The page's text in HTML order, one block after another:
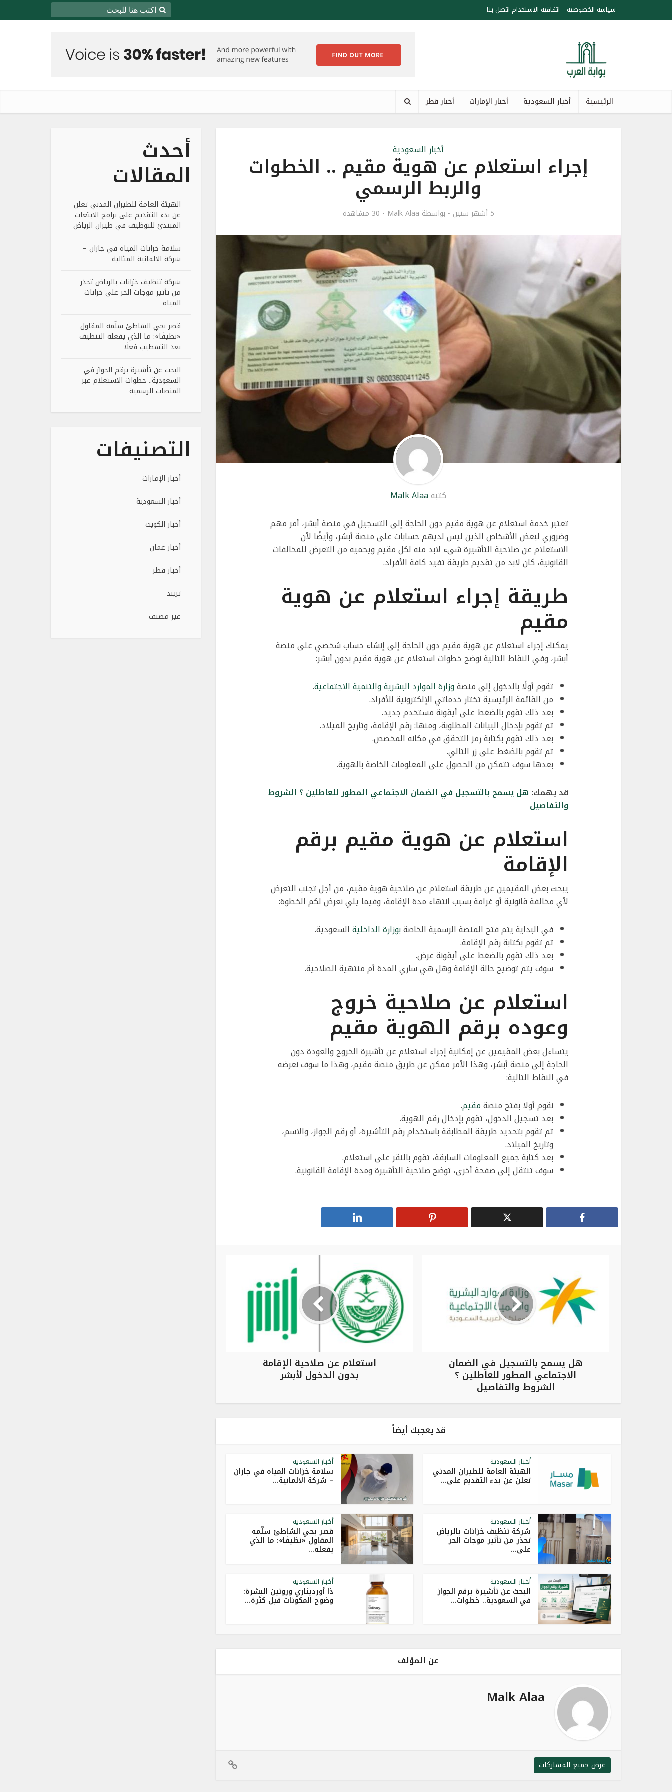
سياسة الخصوصية اتفاقية الاستخدام اتصل بنا
الرئيسية أخبار السعودية أخبار الإمارات أخبار قطر
أحدث
المقالات
الهيئة العامة للطيران المدني تعلن
عن بدء التقديم على برامج الابتعاث
المبتدئ للتوظيف في طيران الرياض
سلامة خزانات المياه في جازان –
شركة الالمانية المثالية
شركة تنظيف خزانات بالرياض تحذر
من تأثير موجات الحر على خزانات
المياه
قصر بحي الشاطئ سلّمه المقاول
«نظيفًا»: ما الذي يفعله التنظيف
بعد التشطيب فعلًا
البحث عن تأشيرة برقم الجواز في
السعودية.. خطوات الاستعلام عبر
المنصات الرسمية
التصنيفات
أخبار الإمارات
أخبار السعودية
أخبار الكويت
أخبار عمان
أخبار قطر
تريند
غير مصنف
أخبار السعودية
إجراء استعلام عن هوية مقيم .. الخطوات
والربط الرسمي
5 أشهر سنين بواسطة Malk Alaa 30 مشاهدة
كتبهMalk Alaa
تعتبر خدمة استعلام عن هوية مقيم دون الحاجة إلى التسجيل في منصة أبشر، أمر مهم
وضروري لبعض الأشخاص الذين ليس لديهم حسابات على منصة أبشر، وأيضًا لأن
الاستعلام عن صلاحية التأشيرة شىء لابد منه لكل مقيم ويحميه من التعرض للمخالفات
القانونية، كان لابد من تقديم طريقة تفيد كافة الأفراد.
طريقة إجراء استعلام عن هوية
مقيم
يمكنك إجراء استعلام عن هوية مقيم دون الحاجة إلى إنشاء حساب شخصي على منصة
أبشر، وفي النقاط التالية نوضح خطوات استعلام عن هوية مقيم بدون أبشر:
تقوم أولًا بالدخول إلى منصةوزارة الموارد البشرية والتنمية الاجتماعية.
من القائمة الرئيسية تختار خدماتي الإلكترونية للأفراد.
بعد ذلك تقوم بالضغط على أيقونة مستخدم جديد.
ثم تقوم بإدخال البيانات المطلوبة، ومنها: رقم الإقامة، وتاريخ الميلاد.
بعد ذلك تقوم بكتابة رمز التحقق في مكانه المخصص.
ثم تقوم بالضغط على زر التالي.
بعدها سوف تتمكن من الحصول على المعلومات الخاصة بالهوية.
قد يهمك: هل يسمح بالتسجيل في الضمان الاجتماعي المطور للعاطلين ؟ الشروط
والتفاصيل
استعلام عن هوية مقيم برقم
الإقامة
يبحث بعض المقيمين عن طريقة استعلام عن صلاحية هوية مقيم، من أجل تجنب التعرض
لأي مخالفة قانونية أو غرامة بسبب انتهاء مدة الإقامة، وفيما يلي نعرض لكم الخطوة:
في البداية يتم فتح المنصة الرسمية الخاصةبوزارة الداخلية السعودية.
ثم تقوم بكتابة رقم الإقامة.
بعد ذلك تقوم بالضغط على أيقونة عرض.
سوف يتم توضيح حالة الإقامة وهل هي ساري المدة أم منتهية الصلاحية.
استعلام عن صلاحية خروج
وعوده برقم الهوية مقيم
يتساءل بعض المقيمين عن إمكانية إجراء استعلام عن تأشيرة الخروج والعودة دون
الحاجة إلى منصة أبشر، وهذا الأمر ممكن عن طريق منصة مقيم، وهذا ما سوف نعرضه
في النقاط التالية:
نقوم أولا بفتح منصةمقيم.
بعد تسجيل الدخول، تقوم بإدخال رقم الهوية.
ثم تقوم بتحديد طريقة المطابقة باستخدام رقم التأشيرة، أو رقم الجواز، والاسم،
وتاريخ الميلاد.
بعد كتابة جميع المعلومات السابقة، تقوم بالنقر على استعلام.
سوف تنتقل إلى صفحة أخرى، توضح صلاحية التأشيرة ومدة الإقامة القانونية.
استعلام عن صلاحية الإقامة
بدون الدخول لأبشر
هل يسمح بالتسجيل في الضمان
الاجتماعي المطور للعاطلين ؟
الشروط والتفاصيل
قد يعجبك أيضاً
أخبار السعودية
الهيئة العامة للطيران المدني
تعلن عن بدء التقديم على...
أخبار السعودية
سلامة خزانات المياه في جازان
– شركة الالمانية...
أخبار السعودية
شركة تنظيف خزانات بالرياض
تحذر من تأثير موجات الحر
على...
أخبار السعودية
قصر بحي الشاطئ سلّمه
المقاول «نظيفًا»: ما الذي
يفعله...
أخبار السعودية
البحث عن تأشيرة برقم الجواز
في السعودية.. خطوات...
أخبار السعودية
ذا أورديناري وروتين البشرة:
وضوح المكونات قبل كثرة...
عن المؤلف
Malk Alaa
عرض جميع المشاركات